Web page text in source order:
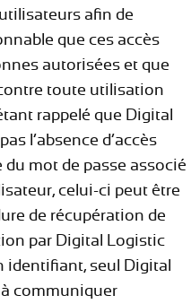
afin de
que ces accès
autorisées et que
toute utilisation
rappelé que Digital
l’absence d’accès
mot de passe associé
celui-ci peut être
de récupération de
par Digital Logistic
identifiant, seul Digital
communiquer